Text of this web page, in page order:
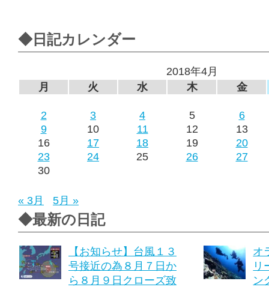
◆日記カレンダー
2018年4月
月
火 水 木 金
2 3 4 5
6
9
10 11 12
13
16
17 18 19
20
23
24 25 26
27
30
« 3月 5月 »
◆最新の日記
【お知らせ】台風１３
号接近の為８月７日か
ら８月９日クローズ致
オ
リ
ン